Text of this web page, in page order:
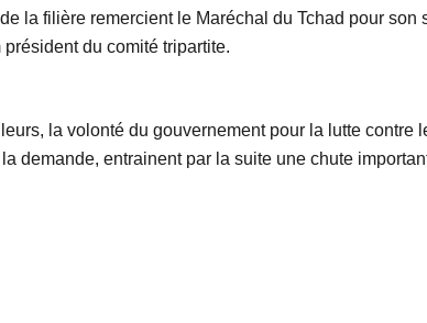
la filière remercient le Maréchal du Tchad pour
président du comité tripartite.
la volonté du gouvernement pour la lutte
demande, entrainent par la suite une chute